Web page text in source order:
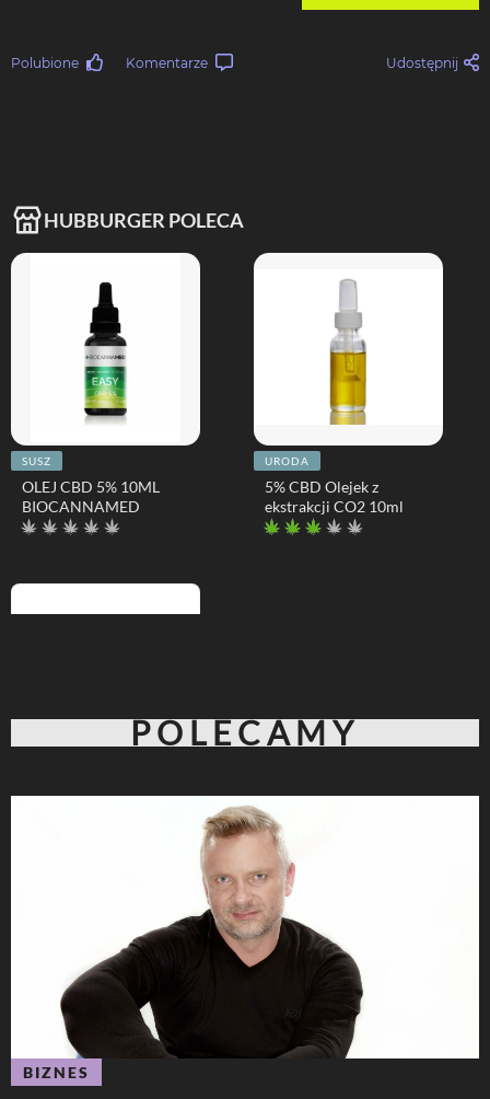
Polubione Komentarze Udostępnij
POLECAMY
BIZNES